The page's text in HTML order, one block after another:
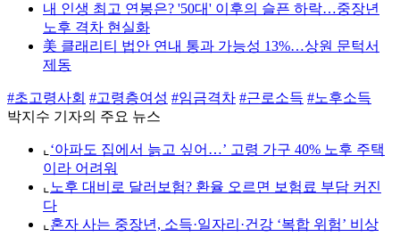
내 인생 최고 연봉은? '50대' 이후의 슬픈 하락…중장년
노후 격차 현실화
美 클래리티 법안 연내 통과 가능성 13%…상원 문턱서
제동
#초고령사회 #고령층여성 #임금격차 #근로소득 #노후소득
박지수 기자의 주요 뉴스
⌞ ‘아파도 집에서 늙고 싶어…’ 고령 가구 40% 노후 주택
이라 어려워
⌞ 노후 대비로 달러보험? 환율 오르면 보험료 부담 커진
다
⌞ 혼자 사는 중장년, 소득·일자리·건강 ‘복합 위험’ 비상